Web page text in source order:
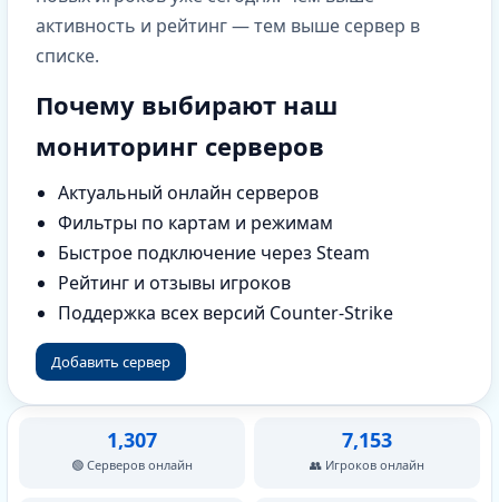
активность и рейтинг — тем выше сервер в
списке.
Почему выбирают наш
мониторинг серверов
Актуальный онлайн серверов
Фильтры по картам и режимам
Быстрое подключение через Steam
Рейтинг и отзывы игроков
Поддержка всех версий Counter-Strike
Добавить сервер
1,307
🟢 Серверов онлайн
7,153
👥 Игроков онлайн